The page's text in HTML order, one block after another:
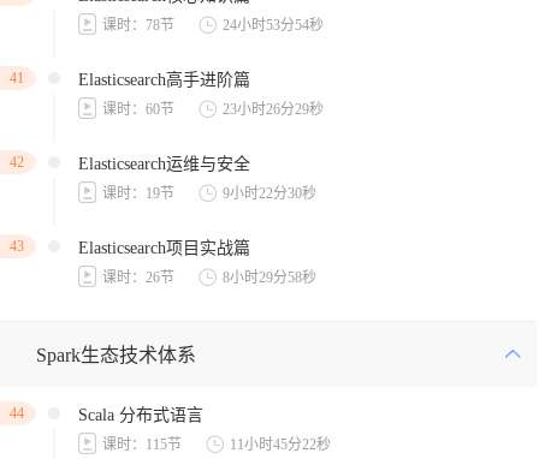
课时：78节 24小时53分54秒
41 Elasticsearch高手进阶篇
课时：60节 23小时26分29秒
42 Elasticsearch运维与安全
课时：19节 9小时22分30秒
43 Elasticsearch项目实战篇
课时：26节 8小时29分58秒
Spark生态技术体系
44 Scala 分布式语言
课时：115节 11小时45分22秒